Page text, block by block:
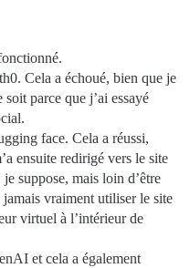
Cela a échoué, bien que je
parce que j’ai essayé
face. Cela a réussi,
ensuite redirigé vers le site
suppose, mais loin d’être
vraiment utiliser le site
virtuel à l’intérieur de
et cela a également